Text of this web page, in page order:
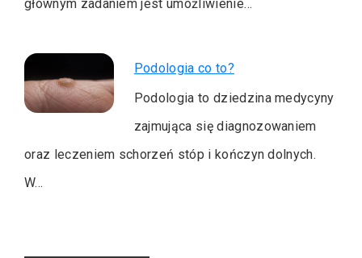
głównym zadaniem jest umożliwienie…
Podologia co to?
Podologia to dziedzina medycyny
zajmująca się diagnozowaniem
oraz leczeniem schorzeń stóp i kończyn dolnych.
W…